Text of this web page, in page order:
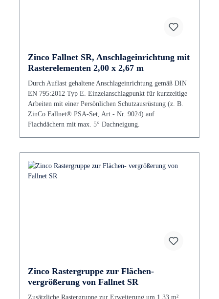
Zinco Fallnet SR, Anschlageinrichtung mit
Rasterelementen 2,00 x 2,67 m
Durch Auflast gehaltene Anschlageinrichtung gemäß DIN
EN 795:2012 Typ E. Einzelanschlagpunkt für kurzzeitige
Arbeiten mit einer Persönlichen Schutzausrüstung (z. B.
ZinCo Fallnet® PSA-Set, Art.- Nr. 9024) auf
Flachdächern mit max. 5° Dachneigung.
Zinco Rastergruppe zur Flächen-
vergrößerung von Fallnet SR
Zusätzliche Rastergruppe zur Erweiterung um 1,33 m²